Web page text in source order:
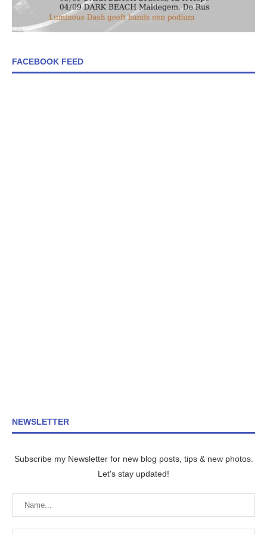
FACEBOOK FEED
NEWSLETTER
Subscribe my Newsletter for new blog posts, tips & new photos.
Let's stay updated!